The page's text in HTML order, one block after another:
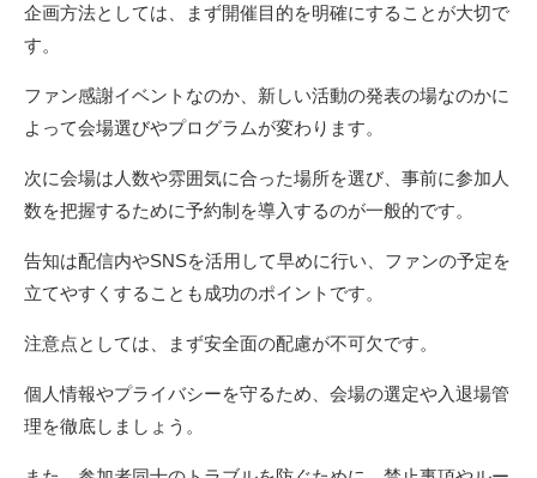
企画方法としては、まず開催目的を明確にすることが大切で
す。
ファン感謝イベントなのか、新しい活動の発表の場なのかに
よって会場選びやプログラムが変わります。
次に会場は人数や雰囲気に合った場所を選び、事前に参加人
数を把握するために予約制を導入するのが一般的です。
告知は配信内やSNSを活用して早めに行い、ファンの予定を
立てやすくすることも成功のポイントです。
注意点としては、まず安全面の配慮が不可欠です。
個人情報やプライバシーを守るため、会場の選定や入退場管
理を徹底しましょう。